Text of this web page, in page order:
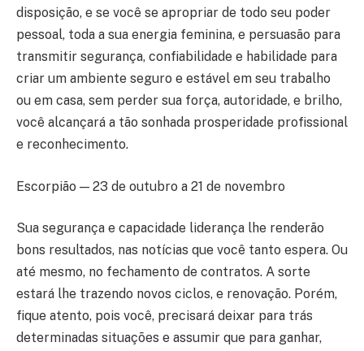
disposição, e se você se apropriar de todo seu poder
pessoal, toda a sua energia feminina, e persuasão para
transmitir segurança, confiabilidade e habilidade para
criar um ambiente seguro e estável em seu trabalho
ou em casa, sem perder sua força, autoridade, e brilho,
você alcançará a tão sonhada prosperidade profissional
e reconhecimento.
Escorpião — 23 de outubro a 21 de novembro
Sua segurança e capacidade liderança lhe renderão
bons resultados, nas notícias que você tanto espera. Ou
até mesmo, no fechamento de contratos. A sorte
estará lhe trazendo novos ciclos, e renovação. Porém,
fique atento, pois você, precisará deixar para trás
determinadas situações e assumir que para ganhar,